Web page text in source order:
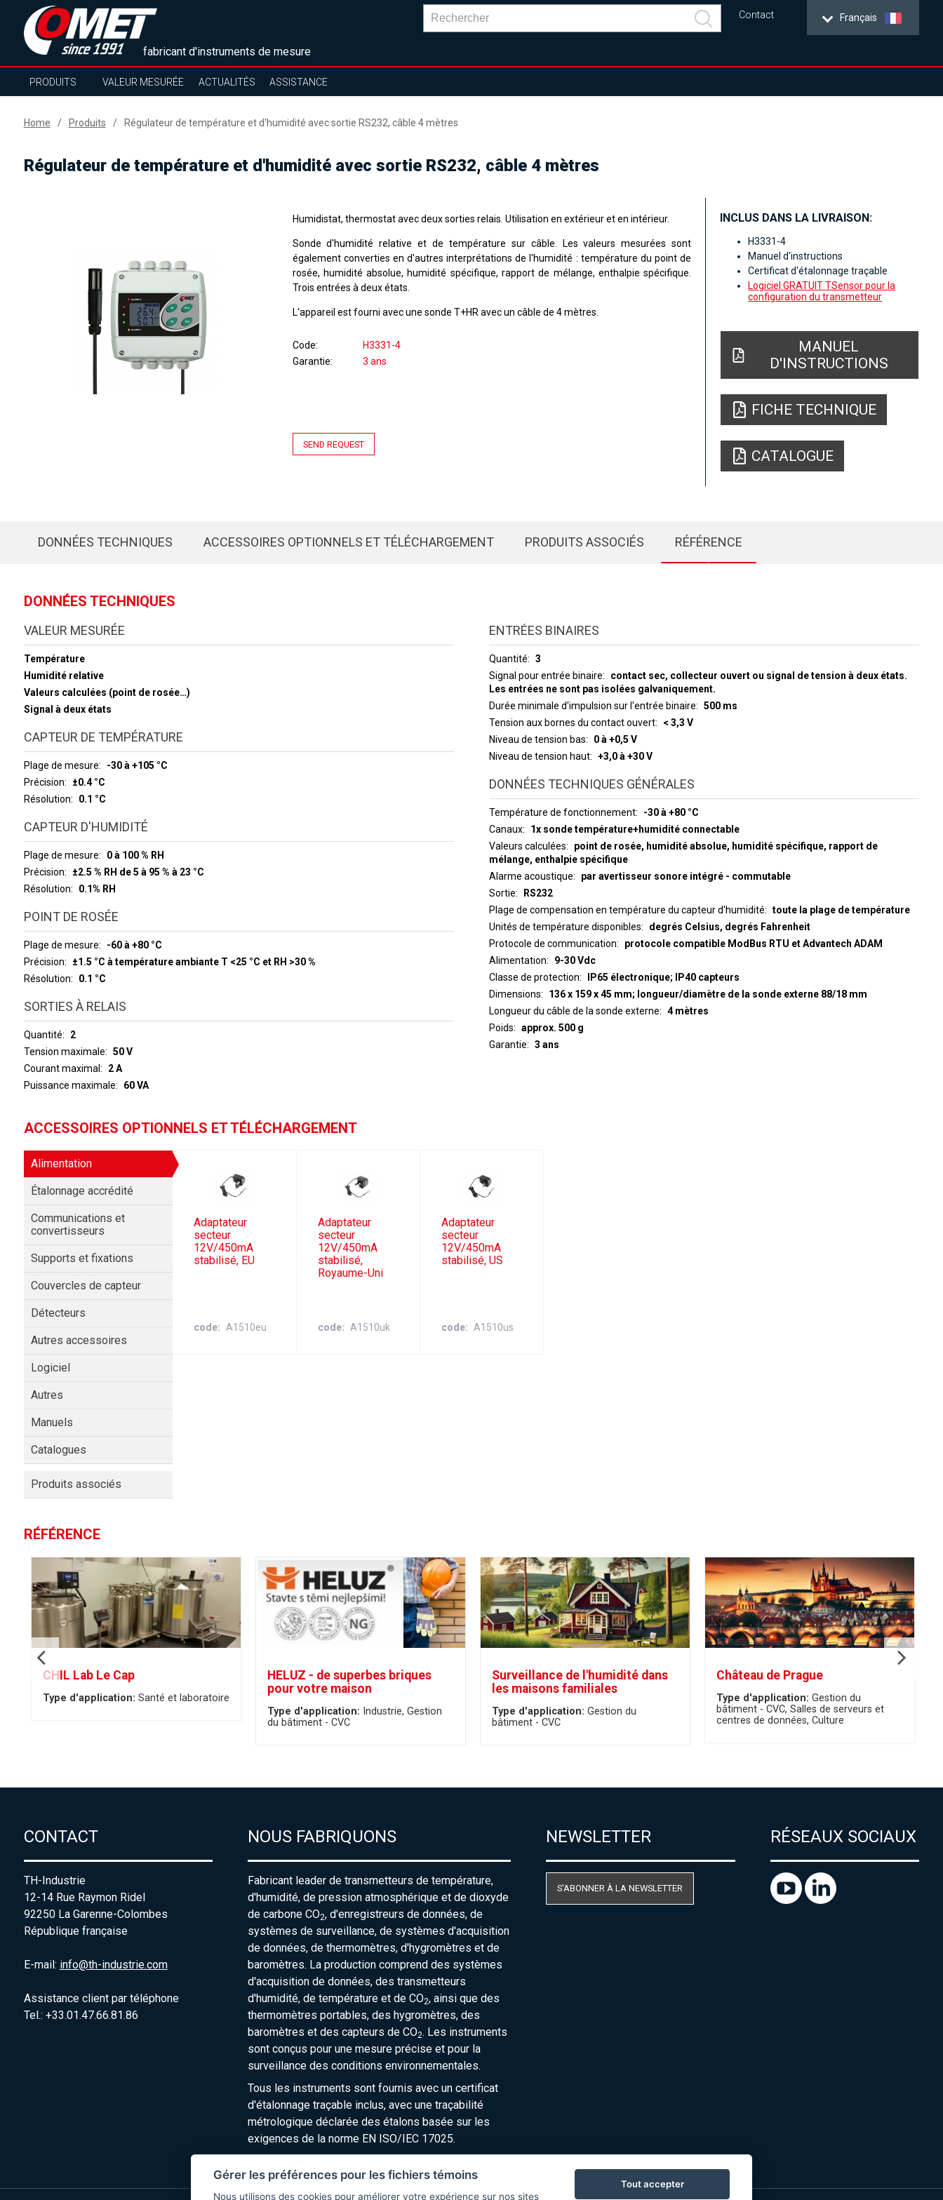
fabricant d'instruments de mesure
Français
Contact
PRODUITS VALEUR MESURÉE ACTUALITÉS ASSISTANCE
Home Produits Régulateur de température et d'humidité avec sortie RS232, câble 4 mètres
Régulateur de température et d'humidité avec sortie RS232, câble 4 mètres
Humidistat, thermostat avec deux sorties relais. Utilisation en extérieur et en intérieur.
Sonde d'humidité relative et de température sur câble. Les valeurs mesurées sont
également converties en d'autres interprétations de l'humidité : température du point de
rosée, humidité absolue, humidité spécifique, rapport de mélange, enthalpie spécifique.
Trois entrées à deux états.
L'appareil est fourni avec une sonde T+HR avec un câble de 4 mètres.
Code
H3331-4
Garantie
3 ans
SEND REQUEST
INCLUS DANS LA LIVRAISON:
H3331-4
Manuel d'instructions
Certificat d'étalonnage traçable
Logiciel GRATUIT TSensor pour la
configuration du transmetteur
MANUEL
D'INSTRUCTIONS
FICHE TECHNIQUE
CATALOGUE
DONNÉES TECHNIQUES ACCESSOIRES OPTIONNELS ET TÉLÉCHARGEMENT PRODUITS ASSOCIÉS RÉFÉRENCE
DONNÉES TECHNIQUES
VALEUR MESURÉE
Température
Humidité relative
Valeurs calculées (point de rosée…)
Signal à deux états
CAPTEUR DE TEMPÉRATURE
Plage de mesure
-30 à +105 °C
Précision
±0.4 °C
Résolution
0.1 °C
CAPTEUR D'HUMIDITÉ
Plage de mesure
0 à 100 % RH
Précision
±2.5 % RH de 5 à 95 % à 23 °C
Résolution
0.1% RH
POINT DE ROSÉE
Plage de mesure
-60 à +80 °C
Précision
±1.5 °C à température ambiante T <25 °C et RH >30 %
Résolution
0.1 °C
SORTIES À RELAIS
Quantité
2
Tension maximale
50 V
Courant maximal
2 A
Puissance maximale
60 VA
ENTRÉES BINAIRES
Quantité
3
Signal pour entrée binaire
contact sec, collecteur ouvert ou signal de tension à deux états.
Les entrées ne sont pas isolées galvaniquement.
Durée minimale d'impulsion sur l'entrée binaire
500 ms
Tension aux bornes du contact ouvert
< 3,3 V
Niveau de tension bas
0 à +0,5 V
Niveau de tension haut
+3,0 à +30 V
DONNÉES TECHNIQUES GÉNÉRALES
Température de fonctionnement
-30 à +80 °C
Canaux
1x sonde température+humidité connectable
Valeurs calculées
point de rosée, humidité absolue, humidité spécifique, rapport de
mélange, enthalpie spécifique
Alarme acoustique
par avertisseur sonore intégré - commutable
Sortie
RS232
Plage de compensation en température du capteur d'humidité
toute la plage de température
Unités de température disponibles
degrés Celsius, degrés Fahrenheit
Protocole de communication
protocole compatible ModBus RTU et Advantech ADAM
Alimentation
9-30 Vdc
Classe de protection
IP65 électronique; IP40 capteurs
Dimensions
136 x 159 x 45 mm; longueur/diamètre de la sonde externe 88/18 mm
Longueur du câble de la sonde externe
4 mètres
Poids
approx. 500 g
Garantie
3 ans
ACCESSOIRES OPTIONNELS ET TÉLÉCHARGEMENT
Alimentation
Étalonnage accrédité
Communications et
convertisseurs
Supports et fixations
Couvercles de capteur
Détecteurs
Autres accessoires
Logiciel
Autres
Manuels
Catalogues
Produits associés
Adaptateur
secteur
12V/450mA
stabilisé, EU
code A1510eu
Adaptateur
secteur
12V/450mA
stabilisé,
Royaume-Uni
code A1510uk
Adaptateur
secteur
12V/450mA
stabilisé, US
code A1510us
RÉFÉRENCE
CHIL Lab Le Cap
Type d'application: Santé et laboratoire
HELUZ - de superbes briques
pour votre maison
Type d'application: Industrie Gestion
du bâtiment - CVC
Surveillance de l'humidité dans
les maisons familiales
Type d'application: Gestion du
bâtiment - CVC
Château de Prague
Type d'application: Gestion du
bâtiment - CVC Salles de serveurs et
centres de données Culture
CONTACT
TH-Industrie
12-14 Rue Raymon Ridel
92250 La Garenne-Colombes
République française
E-mail: info@th-industrie.com
Assistance client par téléphone
Tel.: +33.01.47.66.81.86
NOUS FABRIQUONS
Fabricant leader de transmetteurs de température,
d'humidité, de pression atmosphérique et de dioxyde
de carbone CO2, d'enregistreurs de données, de
systèmes de surveillance, de systèmes d'acquisition
de données, de thermomètres, d'hygromètres et de
baromètres. La production comprend des systèmes
d'acquisition de données, des transmetteurs
d'humidité, de température et de CO2, ainsi que des
thermomètres portables, des hygromètres, des
baromètres et des capteurs de CO2. Les instruments
sont conçus pour une mesure précise et pour la
surveillance des conditions environnementales.
Tous les instruments sont fournis avec un certificat
d'étalonnage traçable inclus, avec une traçabilité
métrologique déclarée des étalons basée sur les
exigences de la norme EN ISO/IEC 17025.
NEWSLETTER
S'ABONNER À LA NEWSLETTER
RÉSEAUX SOCIAUX
Gérer les préférences pour les fichiers témoins
Nous utilisons des cookies pour améliorer votre expérience sur nos sites
Tout accepter